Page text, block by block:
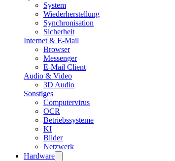
System
Wiederherstellung
Synchronisation
Sicherheit
Internet & E-Mail
Browser
Messenger
E-Mail Client
Audio & Video
3D Audio
Sonstiges
Computervirus
OCR
Betriebssysteme
KI
Bilder
Netzwerk
Hardware